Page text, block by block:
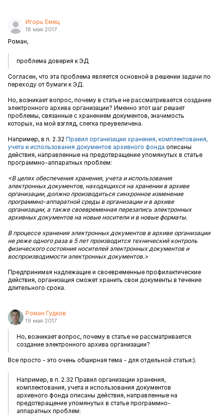
Игорь Емец
18 мая 2017
Роман,
проблема доверия к ЭД
Согласен, что эта проблема является основной в решении задачи по
переходу от бумаги к ЭД.
Но, возникает вопрос, почему в статье не рассматривается создание
электронного архива организации? Именно этот шаг решает
проблемы, связанные с хранением документов, значимость
которых, на мой взгляд, слегка преувеличена.
Например, в п. 2.32 Правил организации хранения, комплектования,
учета и использования документов архивного фонда описаны
действия, направленные на предотвращение упомянутых в статье
программно-аппаратных проблем:
<В целях обеспечения хранения, учета и использования
электронных документов, находящихся на хранении в архиве
организации, должно производиться синхронное изменение
программно-аппаратной среды в организации и в архиве
организации, а также своевременная перезапись электронных
архивных документов на новые носители и в новые форматы.
В процессе хранения электронных документов в архиве организации
не реже одного раза в 5 лет производится технический контроль
физического состояния носителей электронных документов и
воспроизводимости электронных документов.>
Предпринимая надлежащие и своевременные профилактические
действия, организация сможет хранить свои документы в течение
длительного срока.
Роман Гудков
19 мая 2017
Но, возникает вопрос, почему в статье не рассматривается
создание электронного архива организации?
Все просто - это очень обширная тема - для отдельной статьи:).
Например, в п. 2.32 Правил организации хранения,
комплектования, учета и использования документов
архивного фонда описаны действия, направленные на
предотвращение упомянутых в статье программно-
аппаратных проблем: